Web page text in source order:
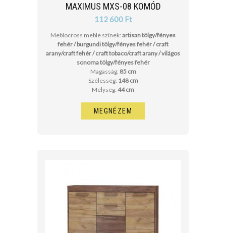
MAXIMUS MXS-08 KOMÓD
112 600 Ft
Meblocross meble színek: artisan tölgy/fényes
fehér / burgundi tölgy/fényes fehér / craft
arany/craft fehér / craft tobaco/craft arany / világos
sonoma tölgy/fényes fehér
Magasság: 85 cm
Szélesség: 148 cm
Mélység: 44 cm
MEGNÉZEM